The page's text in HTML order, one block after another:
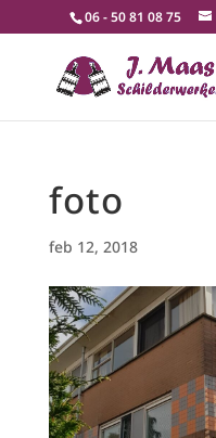
06 - 50 81 08 75
foto
feb 12, 2018